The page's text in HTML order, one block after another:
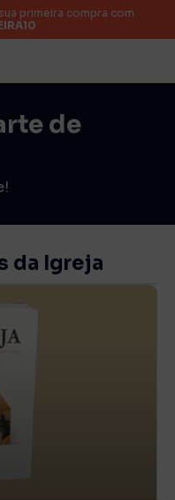
primeira compra com
de
da Igreja